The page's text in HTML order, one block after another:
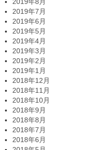
2019年8月
2019年7月
2019年6月
2019年5月
2019年4月
2019年3月
2019年2月
2019年1月
2018年12月
2018年11月
2018年10月
2018年9月
2018年8月
2018年7月
2018年6月